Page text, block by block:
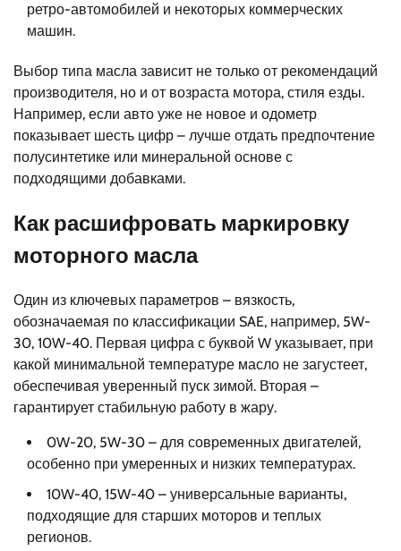
ретро-автомобилей и некоторых коммерческих
машин.
Выбор типа масла зависит не только от рекомендаций
производителя, но и от возраста мотора, стиля езды.
Например, если авто уже не новое и одометр
показывает шесть цифр – лучше отдать предпочтение
полусинтетике или минеральной основе с
подходящими добавками.
Как расшифровать маркировку
моторного масла
Один из ключевых параметров – вязкость,
обозначаемая по классификации SAE, например, 5W-
30, 10W-40. Первая цифра с буквой W указывает, при
какой минимальной температуре масло не загустеет,
обеспечивая уверенный пуск зимой. Вторая –
гарантирует стабильную работу в жару.
0W-20, 5W-30 – для современных двигателей,
особенно при умеренных и низких температурах.
10W-40, 15W-40 – универсальные варианты,
подходящие для старших моторов и теплых
регионов.